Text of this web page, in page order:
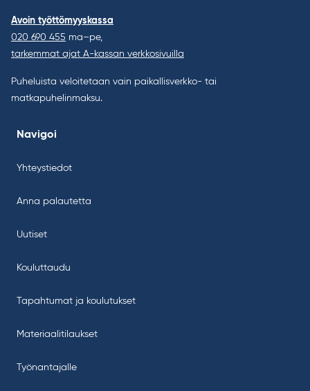
Avoin työttömyyskassa
020 690 455 ma–pe,
tarkemmat ajat A-kassan verkkosivuilla
Puheluista veloitetaan vain paikallisverkko- tai
matkapuhelinmaksu.
Navigoi
Yhteystiedot
Anna palautetta
Uutiset
Kouluttaudu
Tapahtumat ja koulutukset
Materiaalitilaukset
Työnantajalle